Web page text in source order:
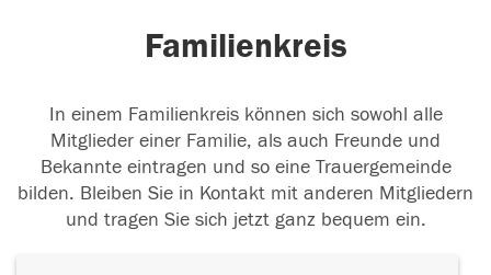
Familienkreis
In einem Familienkreis können sich sowohl alle
Mitglieder einer Familie, als auch Freunde und
Bekannte eintragen und so eine Trauergemeinde
bilden. Bleiben Sie in Kontakt mit anderen Mitgliedern
und tragen Sie sich jetzt ganz bequem ein.